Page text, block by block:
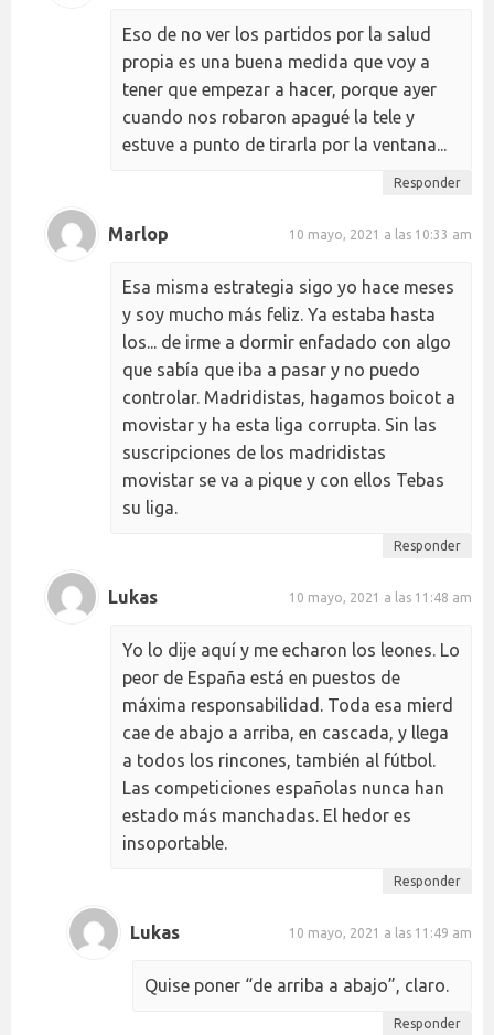
Eso de no ver los partidos por la salud
propia es una buena medida que voy a
tener que empezar a hacer, porque ayer
cuando nos robaron apagué la tele y
estuve a punto de tirarla por la ventana...
Responder
Marlop 10 mayo, 2021 a las 10:33 am
Esa misma estrategia sigo yo hace meses
y soy mucho más feliz. Ya estaba hasta
los... de irme a dormir enfadado con algo
que sabía que iba a pasar y no puedo
controlar. Madridistas, hagamos boicot a
movistar y ha esta liga corrupta. Sin las
suscripciones de los madridistas
movistar se va a pique y con ellos Tebas
su liga.
Responder
Lukas 10 mayo, 2021 a las 11:48 am
Yo lo dije aquí y me echaron los leones. Lo
peor de España está en puestos de
máxima responsabilidad. Toda esa mierd
cae de abajo a arriba, en cascada, y llega
a todos los rincones, también al fútbol.
Las competiciones españolas nunca han
estado más manchadas. El hedor es
insoportable.
Responder
Lukas 10 mayo, 2021 a las 11:49 am
Quise poner “de arriba a abajo”, claro.
Responder